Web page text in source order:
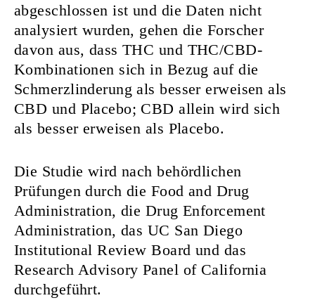
abgeschlossen ist und die Daten nicht
analysiert wurden, gehen die Forscher
davon aus, dass THC und THC/CBD-
Kombinationen sich in Bezug auf die
Schmerzlinderung als besser erweisen als
CBD und Placebo; CBD allein wird sich
als besser erweisen als Placebo.
Die Studie wird nach behördlichen
Prüfungen durch die Food and Drug
Administration, die Drug Enforcement
Administration, das UC San Diego
Institutional Review Board und das
Research Advisory Panel of California
durchgeführt.